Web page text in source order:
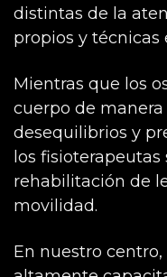
distintas de la
propios y técnicas
Mientras que los
cuerpo de
desequilibrios y
los
rehabilitación de
movilidad.
En nuestro